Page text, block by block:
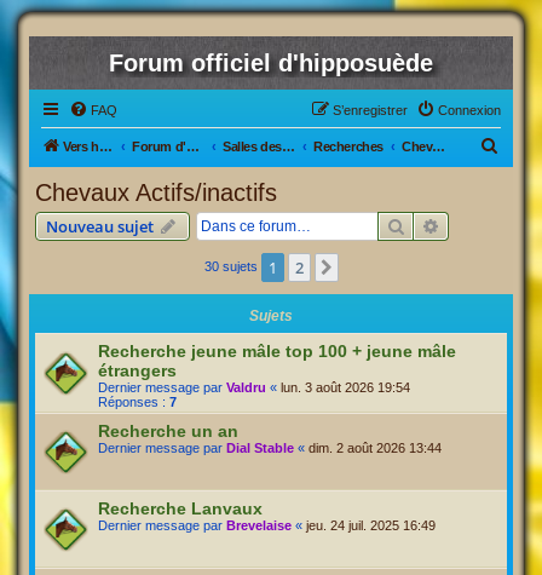
Forum officiel d'hipposuède
FAQ Connexion
S’enregistrer
Vers hipposuède, le jeu ! Forum d'hipposuède Salles des Ventes Recherches Chevaux Actifs/inactifs
Chevaux Actifs/inactifs
Nouveau sujet RechercherRecherche
30 sujets 1 2
Sujets
Recherche jeune mâle top 100 + jeune mâle
étrangers
Dernier message par Valdru « lun. 3 août 2026 19:54
Réponses : 7
Recherche un an
Dernier message par Dial Stable « dim. 2 août 2026 13:44
Recherche Lanvaux
Dernier message par Brevelaise « jeu. 24 juil. 2025 16:49